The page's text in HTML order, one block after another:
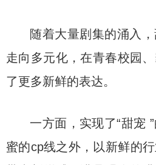
随着大量剧集的涌入
走向多元化，在青春校园
了更多新鲜的表达。
一方面，实现了“甜宠
蜜的cp线之外，以新鲜的